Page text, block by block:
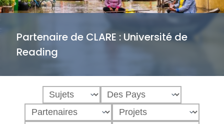
Partenaire de CLARE : Université de
Reading